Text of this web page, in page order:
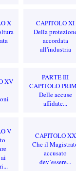
X
CAPITOLO XI
Della
accordata
all'industria
XV
PARTE III
CAPITOLO
Delle accuse
affidate...
V
CAPITOLO XX
Che il
accusato
dev’essere...